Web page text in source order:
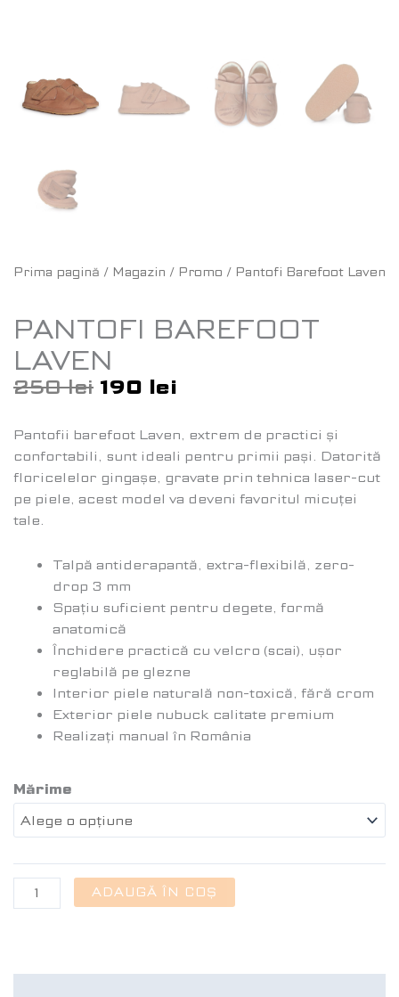
Prima pagină / Magazin / Promo / Pantofi Barefoot Laven
PANTOFI BAREFOOT
LAVEN
250lei 190 lei
Pantofii barefoot Laven, extrem de practici și
confortabili, sunt ideali pentru primii pași. Datorită
floricelelor gingașe, gravate prin tehnica laser-cut
pe piele, acest model va deveni favoritul micuței
tale.
Talpă antiderapantă, extra-flexibilă, zero-
drop 3 mm
Spațiu suficient pentru degete, formă
anatomică
Închidere practică cu velcro (scai), ușor
reglabilă pe glezne
Interior piele naturală non-toxică, fără crom
Exterior piele nubuck calitate premium
Realizați manual în România
Mărime
ADAUGĂ ÎN COȘ